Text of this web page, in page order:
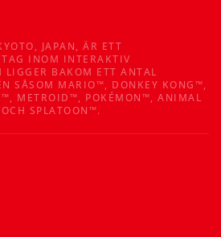
JAPAN, ÄR ETT
INOM INTERAKTIV
BAKOM ETT ANTAL
SÅSOM MARIO™, DONKEY KONG™,
METROID™, POKÉMON™, ANIMAL
SPLATOON™.